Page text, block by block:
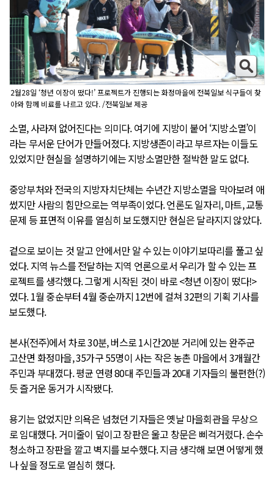
2월28일 ‘청년 이장이 떴다!’ 프로젝트가 진행되는 화정마을에 전북일보 식구들이 찾
아와 함께 비료를 나르고 있다. /전북일보 제공
소멸, 사라져 없어진다는 의미다. 여기에 지방이 붙어 ‘지방소멸’이
라는 무서운 단어가 만들어졌다. 지방생존이라고 부르자는 이들도
있었지만 현실을 설명하기에는 지방소멸만한 절박한 말도 없다.
중앙부처와 전국의 지방자치단체는 수년간 지방소멸을 막아보려 애
썼지만 사람의 힘만으로는 역부족이었다. 언론도 일자리, 마트, 교통
문제 등 표면적 이유를 열심히 보도했지만 현실은 달라지지 않았다.
겉으로 보이는 것 말고 안에서만 알 수 있는 이야기보따리를 풀고 싶
었다. 지역 뉴스를 전달하는 지역 언론으로서 우리가 할 수 있는 프
로젝트를 생각했다. 그렇게 시작된 것이 바로 <청년 이장이 떴다!>
였다. 1월 중순부터 4월 중순까지 12번에 걸쳐 32편의 기획 기사를
보도했다.
본사(전주)에서 차로 30분, 버스로 1시간20분 거리에 있는 완주군
고산면 화정마을, 35가구 55명이 사는 작은 농촌 마을에서 3개월간
주민과 부대꼈다. 평균 연령 80대 주민들과 20대 기자들의 불편한(?)
듯 즐거운 동거가 시작됐다.
용기는 없었지만 의욕은 넘쳤던 기자들은 옛날 마을회관을 무상으
로 임대했다. 거미줄이 덮이고 장판은 울고 창문은 삐걱거렸다. 손수
청소하고 장판을 깔고 벽지를 보수했다. 지금 생각해 보면 어떻게 했
나 싶을 정도로 열심히 했다.